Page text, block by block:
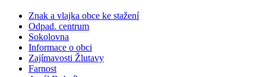
Znak a vlajka obce ke stažení
Odpad. centrum
Sokolovna
Informace o obci
Zajímavosti Žlutavy
Farnost